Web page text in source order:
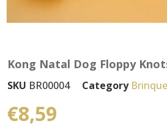
Kong Natal Dog Floppy
SKU BR00004 Category
€8,59